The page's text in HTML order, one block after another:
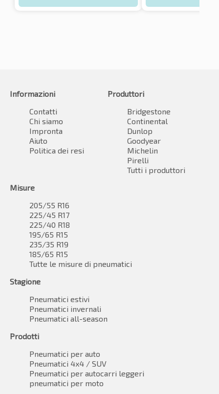
Informazioni
Contatti
Chi siamo
Impronta
Aiuto
Politica dei resi
Produttori
Bridgestone
Continental
Dunlop
Goodyear
Michelin
Pirelli
Tutti i produttori
Misure
205/55 R16
225/45 R17
225/40 R18
195/65 R15
235/35 R19
185/65 R15
Tutte le misure di pneumatici
Stagione
Pneumatici estivi
Pneumatici invernali
Pneumatici all-season
Prodotti
Pneumatici per auto
Pneumatici 4x4 / SUV
Pneumatici per autocarri leggeri
pneumatici per moto